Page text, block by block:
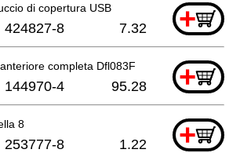
di copertura USB +
424827-8 7.32
completa Dfl083F +
144970-4 95.28
8 +
253777-8 1.22